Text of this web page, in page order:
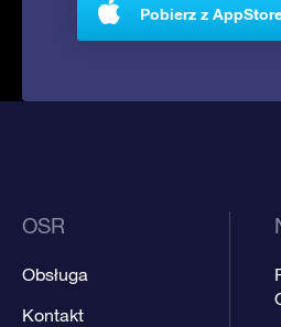
Pobierz z
OSR
Obsługa
Kontakt